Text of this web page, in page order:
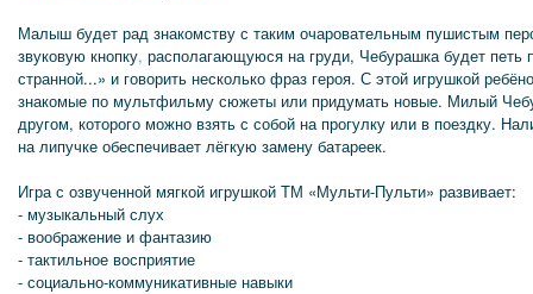
Малыш будет рад знакомству с таким очаровательным пушистым
звуковую кнопку, располагающуюся на груди, Чебурашка будет петь
странной...» и говорить несколько фраз героя. С этой игрушкой
знакомые по мультфильму сюжеты или придумать новые. Милый
другом, которого можно взять с собой на прогулку или в поездку.
на липучке обеспечивает лёгкую замену батареек.
Игра с озвученной мягкой игрушкой ТМ «Мульти-Пульти» развивает:
- музыкальный слух
- воображение и фантазию
- тактильное восприятие
- социально-коммуникативные навыки